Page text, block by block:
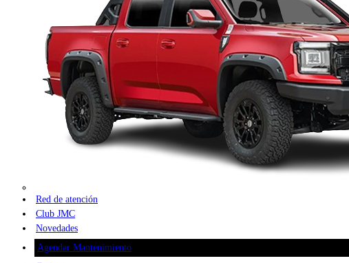
Red de atención
Club JMC
Novedades
Agendar Mantenimiento